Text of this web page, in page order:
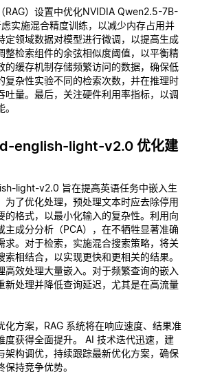
RAG）设置中优化NVIDIA Qwen2.5-7B-
实施混合精度训练，以减少内存占用并
定领域数据对模型进行微调，以提高生成
整检索组件的余弦相似度阈值，以平衡精
的缓存机制存储频繁访问的数据，确保低
复杂性实验不同的检索次数，并在推理时
吐量。最后，关注硬件利用率指标，以调
english-light-v2.0 优化建
light-v2.0 旨在提高英语任务中嵌入生
为了优化处理，预处理文本时应去除停用
的格式，以最小化输入的复杂性。利用向
主成分分析（PCA），在不牺牲显著准确
求。对于检索，实施混合搜索策略，将关
相结合，以实现更快和更相关的结果。
高效处理大量嵌入。对于频繁查询的嵌入
新处理并降低查询延迟，尤其是在高流量
化方案，RAG 系统将在响应速度、结果准
度获得全面提升。 AI 技术迭代迅速，建
架构调优，持续跟踪最新优化方案，确保
持竞争优势。